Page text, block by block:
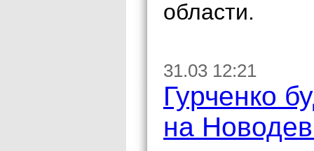
области.
31.03 12:21
Гурченко
на